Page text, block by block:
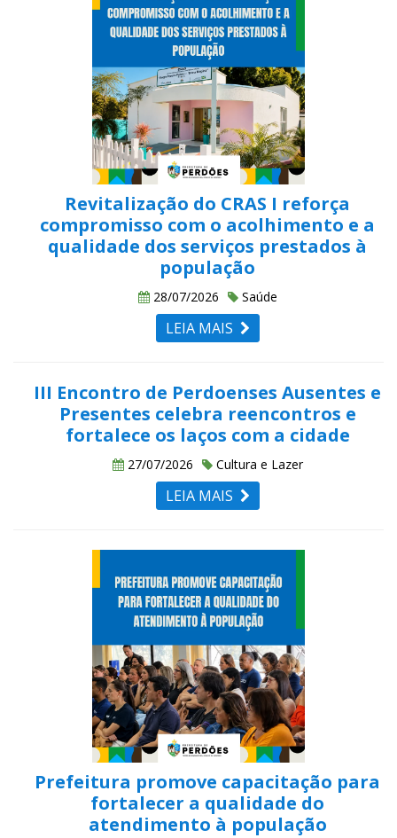
Revitalização do CRAS I reforça
compromisso com o acolhimento e a
qualidade dos serviços prestados à
população
28/07/2026 Saúde
LEIA MAIS
III Encontro de Perdoenses Ausentes e
Presentes celebra reencontros e
fortalece os laços com a cidade
27/07/2026 Cultura e Lazer
LEIA MAIS
Prefeitura promove capacitação para
fortalecer a qualidade do
atendimento à população